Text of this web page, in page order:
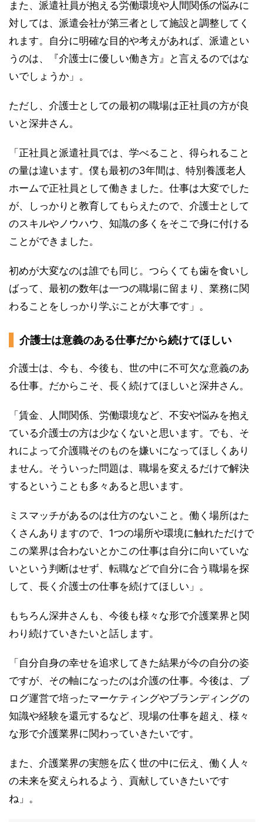
また、派遣社員が抱える労働環境や人間関係の悩みに
対しては、派遣会社が第三者として施設と調整してく
れます。自分に明確な目的や考えがあれば、派遣とい
うのは、『介護士に優しい働き方』と言えるのではな
いでしょうか」。
ただし、介護士としての最初の職場は正社員の方が良
いと深井さん。
「正社員と派遣社員では、学べること、得られること
の量は違います。僕も最初の3年間は、特別養護老人
ホームで正社員として働きました。仕事は大変でした
が、しっかりと教育してもらえたので、介護士として
のスキルやノウハウ、知識の多くをそこで身に付ける
ことができました。
初めが大変なのは誰でも同じ。つらくても歯を食いし
ばって、最初の数年は一つの職場に留まり、業務に関
わることをしっかり学ぶことが大事です」。
介護士は意義のある仕事だから続けてほしい
介護士は、今も、今後も、世の中に不可欠な意義のあ
る仕事。だからこそ、長く続けてほしいと深井さん。
「賃金、人間関係、労働環境など、不安や悩みを抱え
ている介護士の方は少なくないと思います。でも、そ
れによって介護職そのものを嫌いになってほしくあり
ません。そういった問題は、職場を変えるだけで解決
するということも多々あると思います。
ミスマッチがあるのは仕方のないこと。働く場所はた
くさんありますので、1つの場所や環境に触れただけで
この業界は合わないとかこの仕事は自分に向いていな
いという判断はせず、転職などで自分に合う職場を探
して、長く介護士の仕事を続けてほしい」。
もちろん深井さんも、今後も様々な形で介護業界と関
わり続けていきたいと話します。
「自分自身の幸せを追求してきた結果が今の自分の姿
ですが、その軸になったのは介護の仕事。今後は、ブ
ログ運営で培ったマーケティングやブランディングの
知識や経験を還元するなど、現場の仕事を超え、様々
な形で介護業界に関わっていきたいです。
また、介護業界の実態を広く世の中に伝え、働く人々
の未来を変えられるよう、貢献していきたいです
ね」。